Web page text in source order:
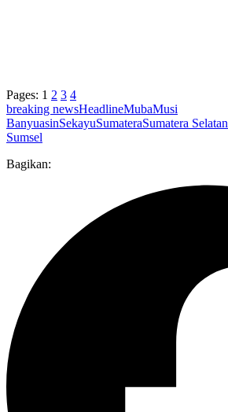
Pages: 1 2 3 4
breaking newsHeadlineMubaMusi
BanyuasinSekayuSumateraSumatera Selatan
Sumsel
Bagikan: